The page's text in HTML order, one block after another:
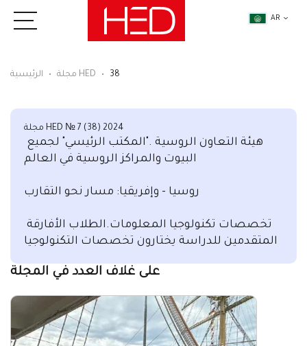
AR
الرئيسية مجلة HED 38
مجلة HED № 7 (38) 2024
البيوت والمراكز الروسية في العالم
روسيا - وإفريقيا: مسار نحو التقارب
المتقدمين للدراسة يختارون تخصصات التكنولوجيا
على غلاف العدد في المجلة